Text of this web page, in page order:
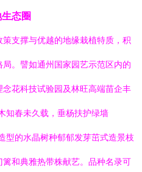
态圈
支撑与优越的地缘栽植特质，积
。譬如通州国家园艺示范区内的
花科技试验园及林旺高端苗企丰
知春未久载，垂杨扶护绿墙
型的水晶树种郁郁发芽茁式造景枝
和典雅热带株献艺。品种名录可